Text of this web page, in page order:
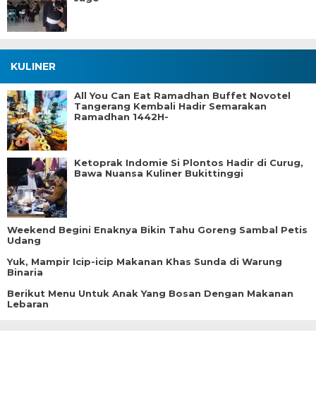
KULINER
All You Can Eat Ramadhan Buffet Novotel
Tangerang Kembali Hadir Semarakan
Ramadhan 1442H-
Ketoprak Indomie Si Plontos Hadir di Curug,
Bawa Nuansa Kuliner Bukittinggi
Weekend Begini Enaknya Bikin Tahu Goreng Sambal Petis
Udang
Yuk, Mampir Icip-icip Makanan Khas Sunda di Warung
Binaria
Berikut Menu Untuk Anak Yang Bosan Dengan Makanan
Lebaran